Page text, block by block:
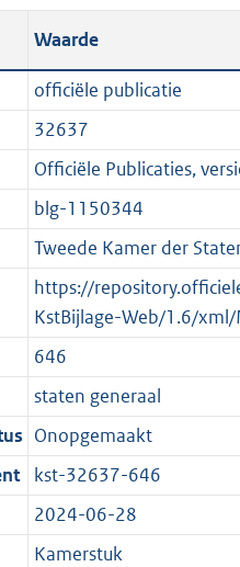
t
n
r
e
K
b
s
a
g
t
K
Waarde
officiële publicatie
32637
Officiële Publicaties,
blg-1150344
Tweede Kamer der
https://
KstBijlage-Web/1.6/xml/
646
staten generaal
Onopgemaakt
kst-32637-646
2024-06-28
Kamerstuk